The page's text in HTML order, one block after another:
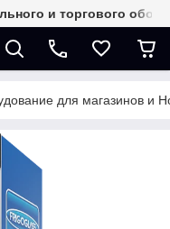
и торгового
для магазинов и